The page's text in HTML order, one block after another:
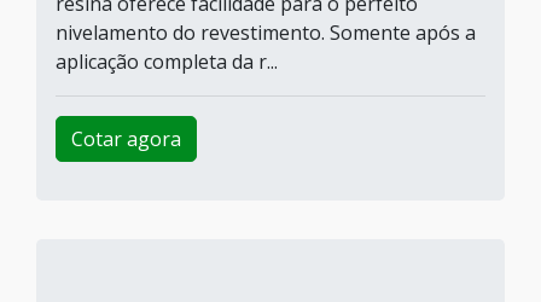
nivelamento do revestimento. Somente após a
aplicação completa da r...
Cotar agora